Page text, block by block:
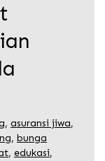
, asuransi jiwa,
, bunga
, edukasi,